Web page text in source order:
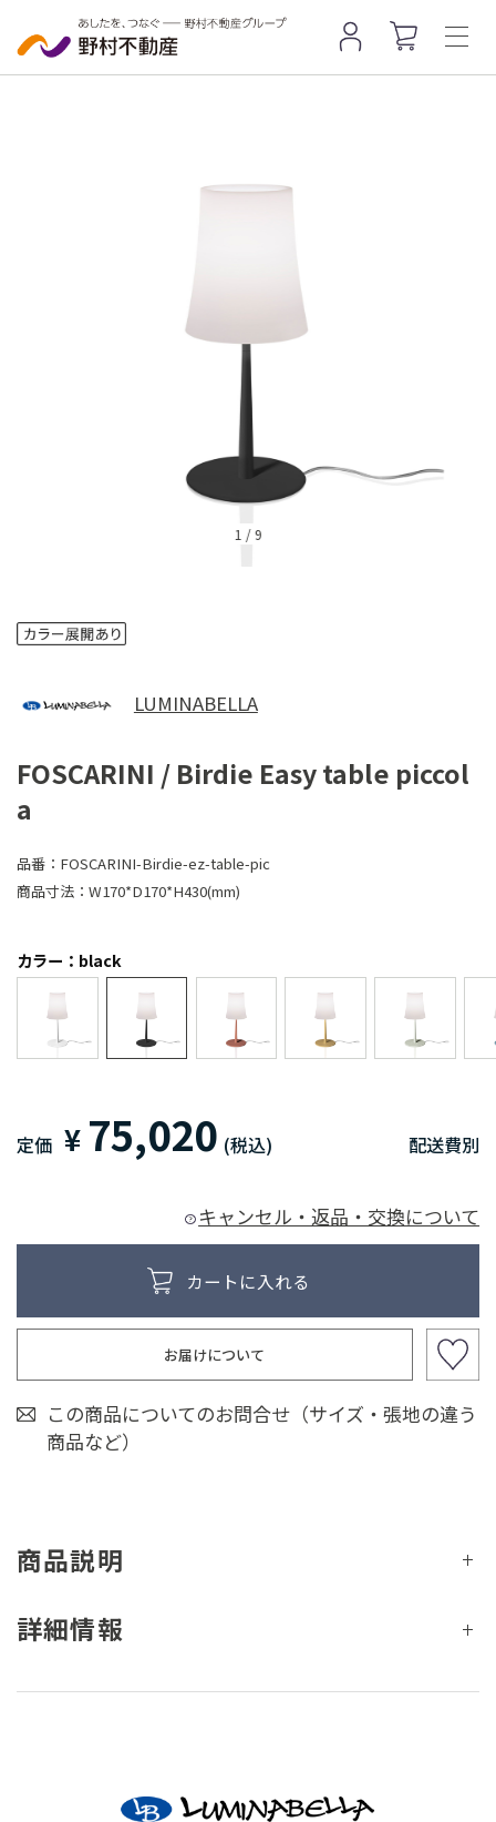
1 /9
LUMINABELLA
FOSCARINI / Birdie Easy table piccol
a
品番： FOSCARINI-Birdie-ez-table-pic
商品寸法： W170*D170*H430(mm)
カラー：black
定価 ¥ 75,020 (税込) 配送費別
キャンセル・返品・交換について
お届けについて
この商品についてのお問合せ（サイズ・張地の違う
商品など）
商品説明
詳細情報